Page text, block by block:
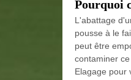
Pourquoi
L'abattage
pousse à le
peut être
contaminer
Elagage pour